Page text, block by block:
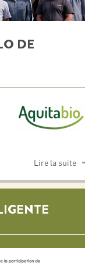
DE
Lire la suite